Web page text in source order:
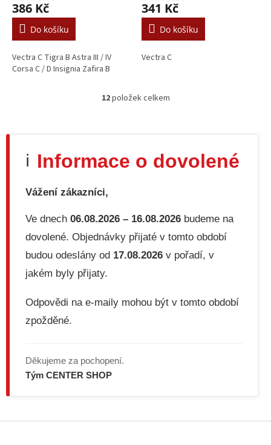
386 Kč
Do košíku
Vectra C Tigra B Astra III / IV
Corsa C / D Insignia Zafira B
341 Kč
Do košíku
Vectra C
O
á
a
c
v
k
y
v
s
u
12položek celkem
ℹ️ Informace o dovolené
Vážení zákazníci,
Ve dnech 06.08.2026 – 16.08.2026 budeme na
dovolené. Objednávky přijaté v tomto období
budou odeslány od 17.08.2026 v pořadí, v
jakém byly přijaty.
Odpovědi na e-maily mohou být v tomto období
zpožděné.
Děkujeme za pochopení.
Tým CENTER SHOP
Z